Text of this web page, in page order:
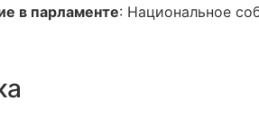
в парламенте: Национальное